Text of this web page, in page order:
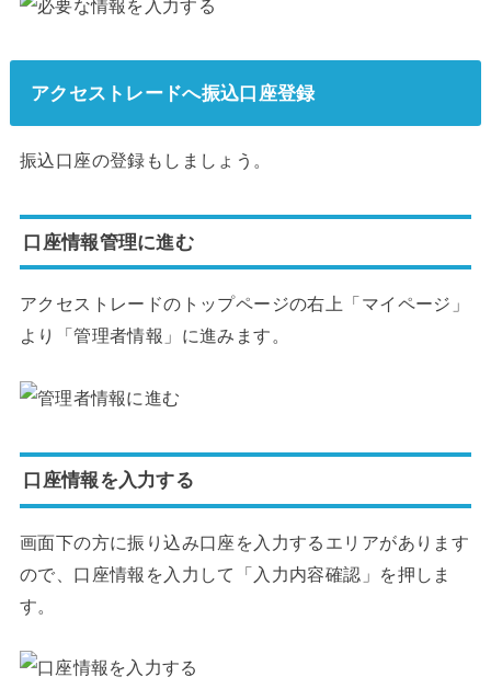
アクセストレードへ振込口座登録
振込口座の登録もしましょう。
口座情報管理に進む
アクセストレードのトップページの右上「マイページ」
より「管理者情報」に進みます。
口座情報を入力する
画面下の方に振り込み口座を入力するエリアがあります
ので、口座情報を入力して「入力内容確認」を押しま
す。